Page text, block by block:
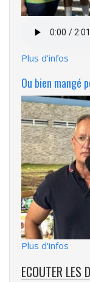
audio
Plus d'infos
Ou bien mangé
Plus d'infos
ECOUTER LES